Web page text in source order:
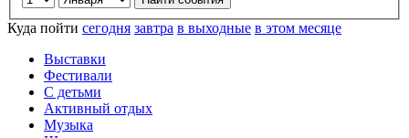
Куда пойти сегодня завтра в выходные в этом месяце
Выставки
Фестивали
С детьми
Активный отдых
Музыка